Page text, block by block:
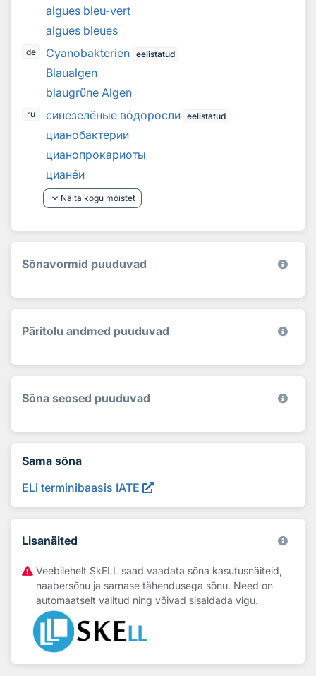
algues bleu-vert
algues bleues
de Cyanobakterien eelistatud
Blaualgen
blaugrüne Algen
ru синезелёные водоросли eelistatud
цианобактерии
цианопрокариоты
цианеи
keyboard_arrow_down Näita kogu mõistet
Sõnavormid puuduvad
Päritolu andmed puuduvad
Sõna seosed puuduvad
Sama sõna
ELi terminibaasis IATE
Lisanäited
Veebilehelt SkELL saad vaadata sõna kasutusnäiteid,
naabersõnu ja sarnase tähendusega sõnu. Need on
automaatselt valitud ning võivad sisaldada vigu.